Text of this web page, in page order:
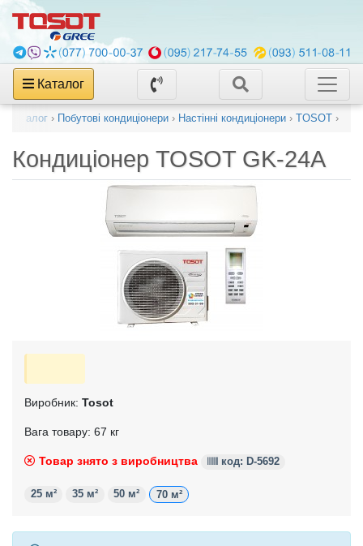
Каталог
Каталог › Побутові кондиціонери › Настінні кондиціонери › TOSOT ›
Кондиціонер TOSOT GK-24A
Виробник: Tosot
Вага товару: 67 кг
Товар знято з виробництва код: D-5692
25 м² 35 м² 50 м² 70 м²